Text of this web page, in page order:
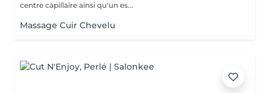
centre capillaire ainsi qu'un es...
Massage Cuir Chevelu